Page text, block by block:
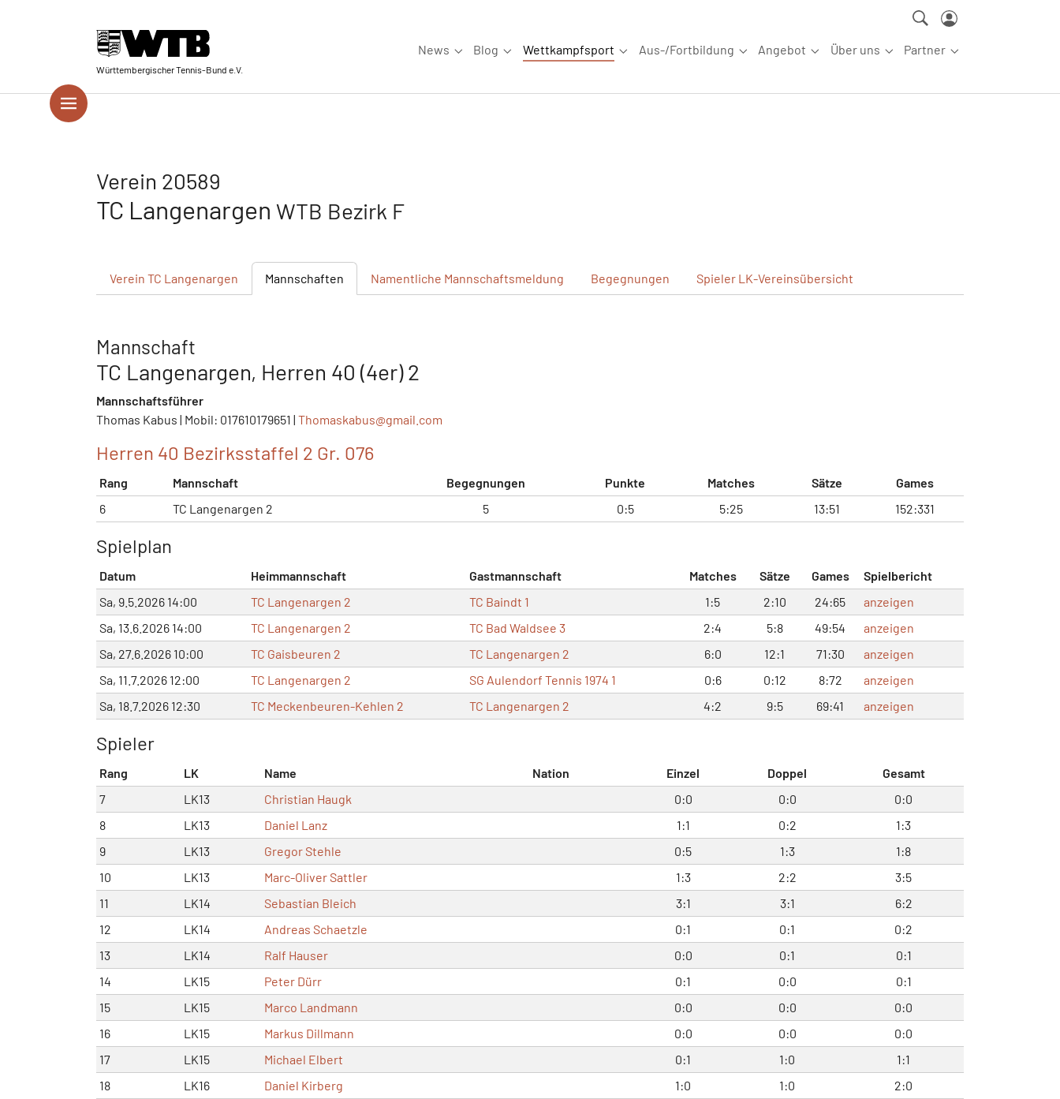
Württembergischer Tennis-Bund e.V.
News
Submenu for "News"
Blog
Submenu for "Blog"
Wettkampfsport
Submenu for "Wettkampfsport"
Aus-/Fortbildung
Submenu for "Aus-/Fortbildung"
Angebot
Submenu for "Angebot"
Über uns
Submenu for "Über uns"
Partner
Submenu for
Verein 20589
TC Langenargen WTB Bezirk F
Verein TC Langenargen Mannschaften Namentliche Mannschaftsmeldung Begegnungen Spieler LK-Vereinsübersicht
Mannschaft
TC Langenargen, Herren 40 (4er) 2
Mannschaftsführer
Thomas Kabus | Mobil: 017610179651 | Thomaskabus@gmail.com
Herren 40 Bezirksstaffel 2 Gr. 076
Rang Mannschaft Begegnungen Punkte Matches Sätze
Games
6
TC Langenargen 2 5 0:5 5:25 13:51 152:331
Spielplan
Datum Heimmannschaft Gastmannschaft Matches Sätze Games
Spielbericht
Sa, 9.5.2026 14:00
TC Langenargen 2 TC Baindt 1 1:5 2:10 24:65
anzeigen
Sa, 13.6.2026 14:00
TC Langenargen 2 TC Bad Waldsee 3 2:4 5:8 49:54
anzeigen
Sa, 27.6.2026 10:00
TC Gaisbeuren 2 TC Langenargen 2 6:0 12:1 71:30
anzeigen
Sa, 11.7.2026 12:00
TC Langenargen 2 SG Aulendorf Tennis 1974 1 0:6 0:12 8:72
anzeigen
Sa, 18.7.2026 12:30
TC Meckenbeuren-Kehlen 2 TC Langenargen 2 4:2 9:5 69:41 anzeigen
Spieler
Rang LK Name Nation Einzel Doppel
Gesamt
7
LK13 Christian Haugk 0:0 0:0
0:0
8
LK13 Daniel Lanz 1:1 0:2
1:3
9
LK13 Gregor Stehle 0:5 1:3
1:8
10
LK13 Marc-Oliver Sattler 1:3 2:2
3:5
11
LK14 Sebastian Bleich 3:1 3:1
6:2
12
LK14 Andreas Schaetzle 0:1 0:1
0:2
13
LK14 Ralf Hauser 0:0 0:1
0:1
14
LK15 Peter Dürr 0:1 0:0
0:1
15
LK15 Marco Landmann 0:0 0:0
0:0
16
LK15 Markus Dillmann 0:0 0:0
0:0
17
LK15 Michael Elbert 0:1 1:0
1:1
18
LK16 Daniel Kirberg 1:0 1:0
2:0